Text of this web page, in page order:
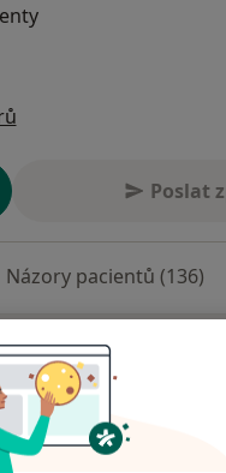
Poslat
Názory pacientů (136)